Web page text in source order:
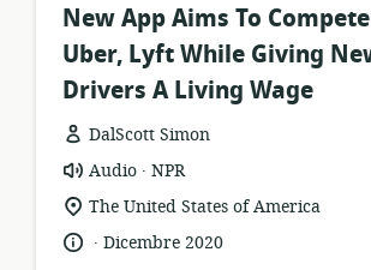
New App Aims To
Uber, Lyft While Giving
Drivers A Living Wage
DalScott Simon
formato
della
risorsa:
Audio .
publisher:
NPR
località
pertinenza:
The United States of America
lingua:
.
dataDicembre 2020